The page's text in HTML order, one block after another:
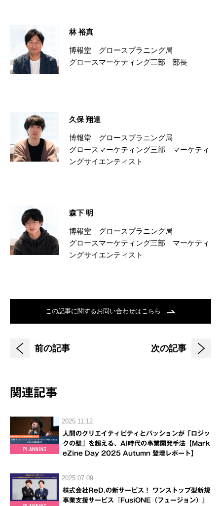
林 裕真
博報堂 グロースプラニング局
グロースマーケティング三部 部長
久保 翔達
博報堂 グロースプラニング局
グロースマーケティング三部 マーケティ
ングサイエンティスト
森下 明
博報堂 グロースプラニング局
グロースマーケティング三部 マーケティ
ングサイエンティスト
この記事に関するお問い合わせはこちら
前の記事 次の記事
関連記事
2025.11.12
人間のクリエイティビティとパッションが「ロジッ
クの壁」を超える、AI時代の事業開発手法【Mark
eZine Day 2025 Autumn 登壇レポート】
2025.07.09
株式会社ReD.の新サービス！ ワンストップ型新規
事業支援サービス『FusiONE（フュージョン）』